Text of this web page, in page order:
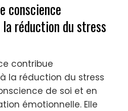
conscience
réduction du stress
contribue
la réduction du stress
de soi et en
émotionnelle. Elle